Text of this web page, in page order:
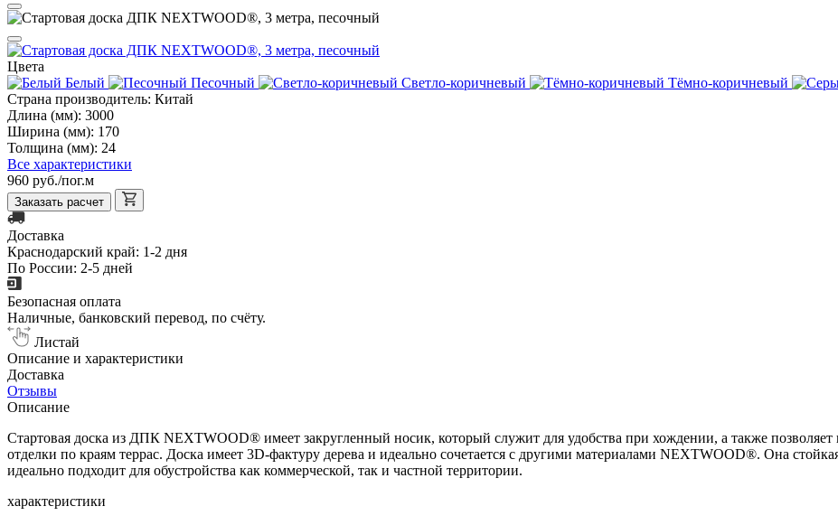
Цвета
Белый
Песочный Светло-коричневый Тёмно-коричневый
Страна производитель: Китай
Длина (мм): 3000
Ширина (мм): 170
Толщина (мм): 24
Все характеристики
960 руб./пог.м
Заказать расчет
Доставка
Краснодарский край: 1-2 дня
По России: 2-5 дней
Безопасная оплата
Наличные, банковский перевод, по счёту.
Листай
Описание и характеристики
Доставка
Отзывы
Описание
Стартовая доска из ДПК NEXTWOOD® имеет закругленный носик, который служит для удобства при хождении, а также позволяет
отделки по краям террас. Доска имеет 3D-фактуру дерева и идеально сочетается с другими материалами NEXTWOOD®. Она
идеально подходит для обустройства как коммерческой, так и частной территории.
характеристики